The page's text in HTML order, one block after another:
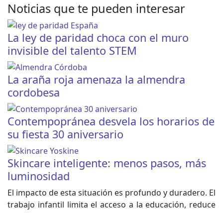
Noticias que te pueden interesar
La ley de paridad choca con el muro
invisible del talento STEM
La araña roja amenaza la almendra
cordobesa
Contempopránea desvela los horarios de
su fiesta 30 aniversario
Skincare inteligente: menos pasos, más
luminosidad
El impacto de esta situación es profundo y duradero. El
trabajo infantil limita el acceso a la educación, reduce